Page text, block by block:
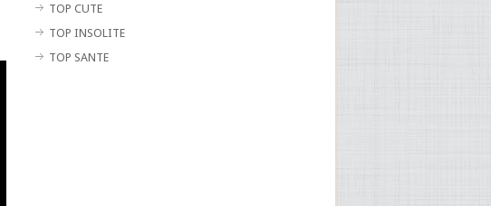
TOP CUTE
TOP INSOLITE
TOP SANTE